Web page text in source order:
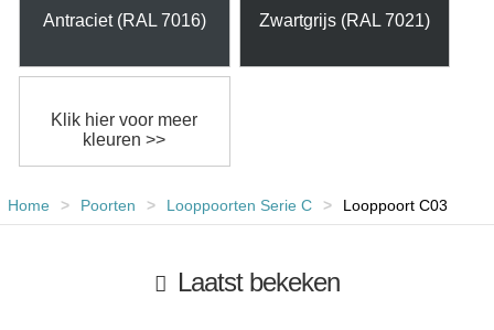
Antraciet (RAL 7016) Zwartgrijs (RAL 7021)
Klik hier voor meer
kleuren >>
Home > Poorten > Looppoorten Serie C > Looppoort C03
Laatst bekeken